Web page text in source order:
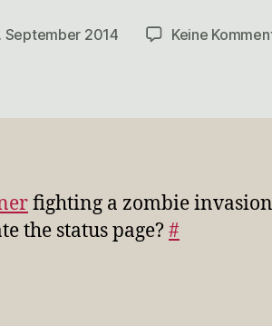
September 2014 Keine
fighting a zombie
the status page?#